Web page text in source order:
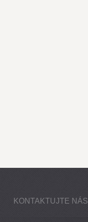
KONTAKTUJTE NÁS